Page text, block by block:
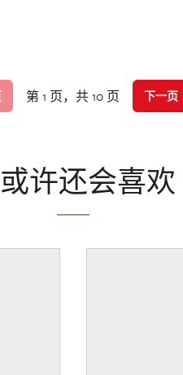
第 1 页，共 10 页 下一页
许还会喜欢